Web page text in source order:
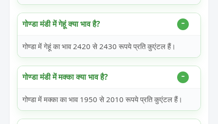
गोण्डा मंडी में गेहूं क्या भाव है?
गोण्डा में गेहूं का भाव 2420 से 2430 रूपये प्रति कुएंटल हैं।
गोण्डा मंडी में मक्का क्या भाव है?
गोण्डा में मक्का का भाव 1950 से 2010 रूपये प्रति कुएंटल हैं।